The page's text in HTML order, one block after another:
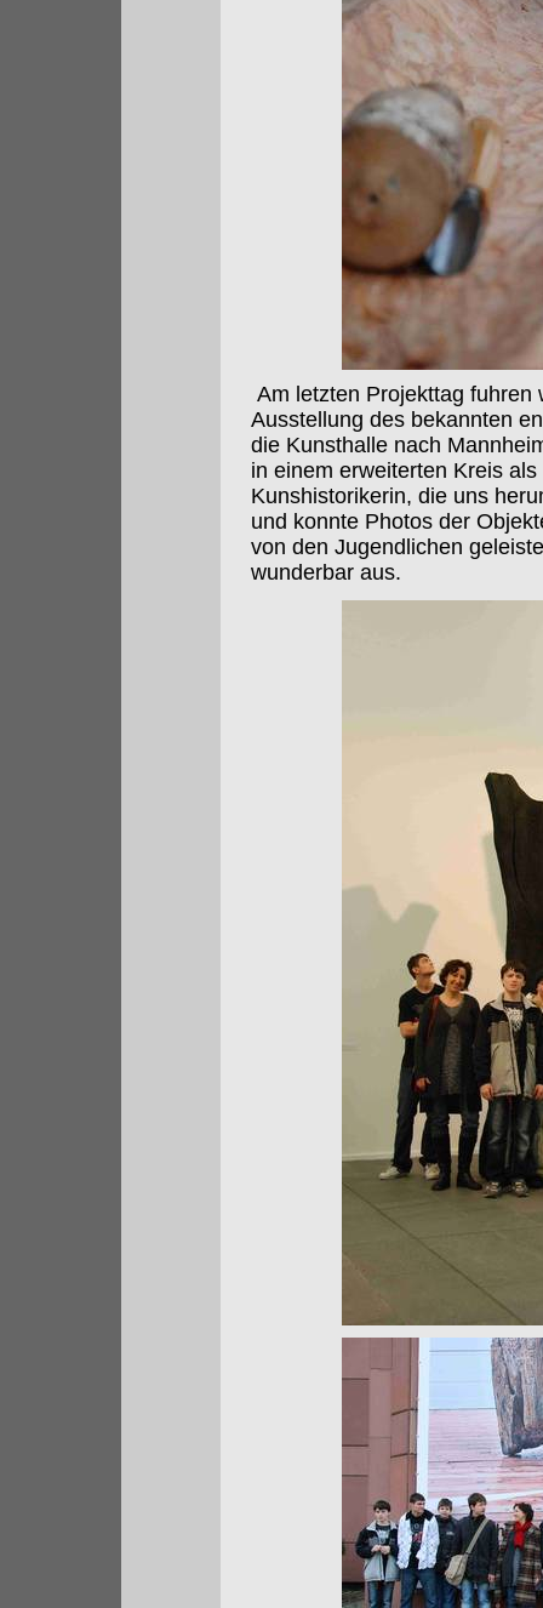
Am letzten Projekttag fuhren
Ausstellung des bekannten
die Kunsthalle nach
in einem erweiterten Kreis
Kunshistorikerin, die uns
und konnte Photos der
von den Jugendlichen
wunderbar aus.